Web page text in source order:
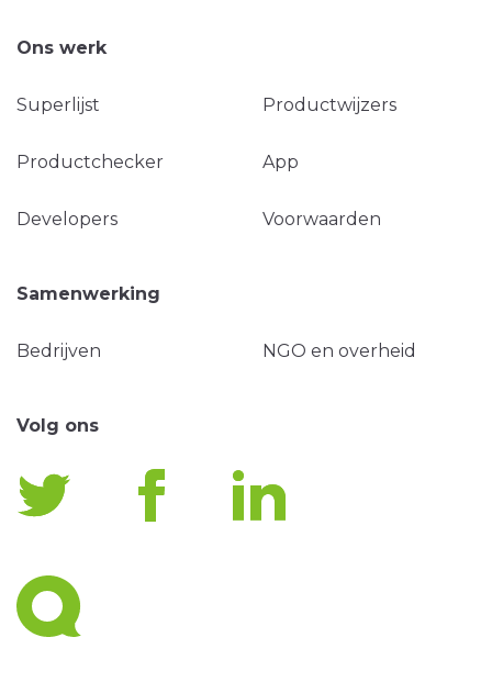
Ons werk
Superlijst Productwijzers
Productchecker App
Developers Voorwaarden
Samenwerking
Bedrijven NGO en overheid
Volg ons